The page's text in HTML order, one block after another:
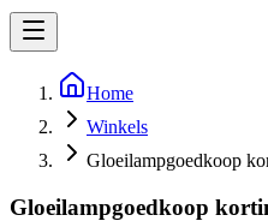
Home
Winkels
Gloeilampgoedkoop
Gloeilampgoedkoop